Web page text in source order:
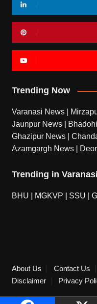
Trending Now
Varanasi News
Jaunpur News
Ghazipur News
Azamgargh News
Trending in Varanasi
BHU MGKVP SSU
About Us Contact Us
Disclaimer
Privacy